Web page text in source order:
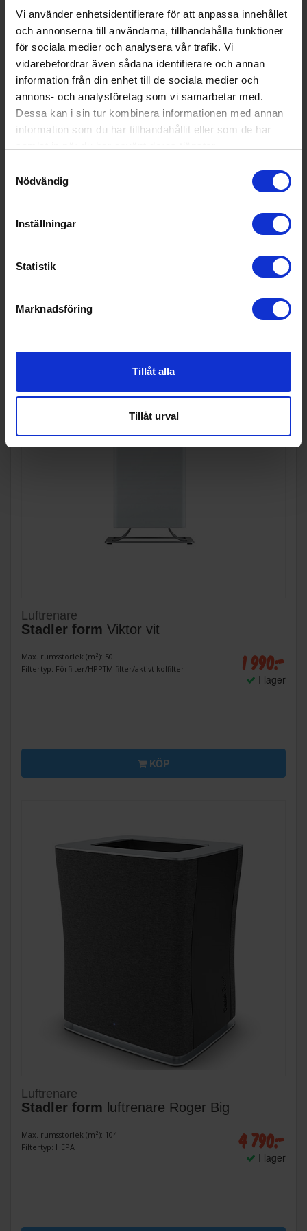
Vi använder enhetsidentifierare för att anpassa innehållet
och annonserna till användarna, tillhandahålla funktioner
för sociala medier och analysera vår trafik. Vi
vidarebefordrar även sådana identifierare och annan
information från din enhet till de sociala medier och
annons- och analysföretag som vi samarbetar med.
Dessa kan i sin tur kombinera informationen med annan
information som du har tillhandahållit eller som de har
Nödvändig
Inställningar
Statistik
Marknadsföring
Tillåt alla
Tillåt urval
Fjärrkontroll (Ja/Nej):
Nej
Indikator för filterbyte (Ja/Nej):
Ja
Luftsensor (Ja/Nej):
Ja
Timer (Ja/Nej):
Ja
Wi-Fi anslutning (Ja/Nej):
Ja
Teknisk data
Antal hastigheter (st):
Luftrenare
Stadler form Viktor vit
Max. rumsstorlek (m²): 50
Filtertyp: Förfilter/HPPTM-filter/aktivt kolfilter
1 990:-
I lager
KÖP
Luftrenare
Stadler form luftrenare Roger Big
Max. rumsstorlek (m²): 104
Filtertyp: HEPA
4 790:-
I lager